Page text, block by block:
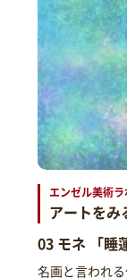
エンゼル美術ラ
アートをみ
03 モネ 「睡
名画と言われ